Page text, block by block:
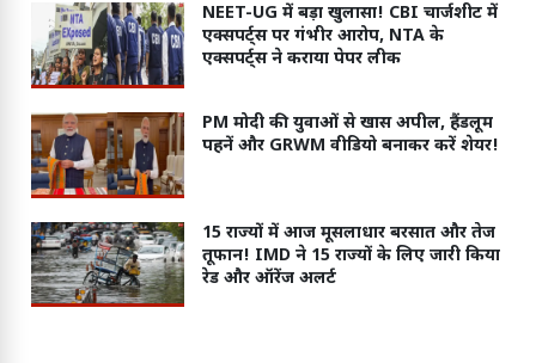
NEET-UG में बड़ा खुलासा! CBI चार्जशीट में
एक्सपर्ट्स पर गंभीर आरोप, NTA के
एक्सपर्ट्स ने कराया पेपर लीक
PM मोदी की युवाओं से खास अपील, हैंडलूम
पहनें और GRWM वीडियो बनाकर करें शेयर!
15 राज्यों में आज मूसलाधार बरसात और तेज
तूफान! IMD ने 15 राज्यों के लिए जारी किया
रेड और ऑरेंज अलर्ट